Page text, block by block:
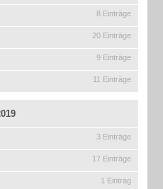
8 Einträge
20 Einträge
9 Einträge
11 Einträge
3 Einträge
17 Einträge
1 Eintrag